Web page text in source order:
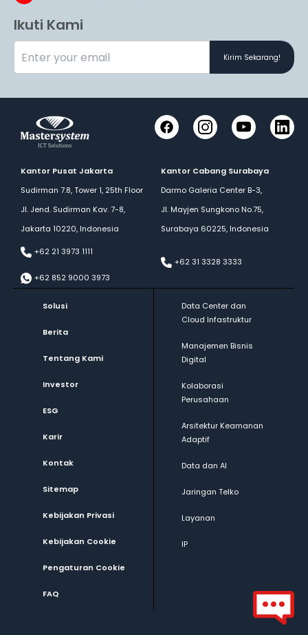
Ikuti Kami
Kirim Sekarang!
FacebookInstagramYouTube
Kantor Pusat Jakarta
Sudirman 7.8, Tower 1, 25th Floor
Jl. Jend. Sudirman Kav. 7-8,
Jakarta 10220, Indonesia
+62 21 3973 1111
+62 852 9000 3973
Kantor Cabang Surabaya
Darmo Galeria Center B-3,
Jl. Mayjen Sungkono No.75,
Surabaya 60225, Indonesia
+62 31 3328 3333
Solusi
Berita
Tentang Kami
Investor
ESG
Karir
Kontak
Sitemap
Kebijakan Privasi
Kebijakan Cookie
Pengaturan Cookie
FAQ
Data Center dan
Cloud Infastruktur
Manajemen Bisnis
Digital
Kolaborasi
Perusahaan
Arsitektur Keamanan
Adaptif
Data dan AI
Jaringan Telko
Layanan
IP